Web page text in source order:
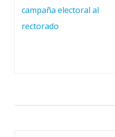
de
entradas
campaña electoral al
rectorado